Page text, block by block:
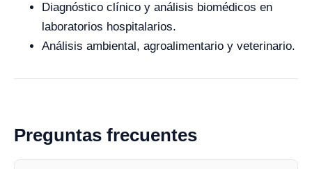
Diagnóstico clínico y análisis biomédicos en
laboratorios hospitalarios.
Análisis ambiental, agroalimentario y veterinario.
Preguntas frecuentes